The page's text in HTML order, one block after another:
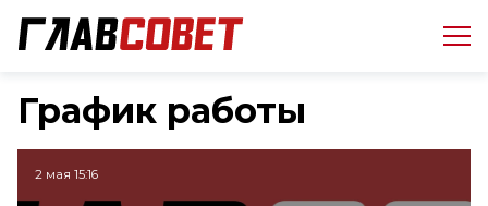
График работы
2 мая 15:16